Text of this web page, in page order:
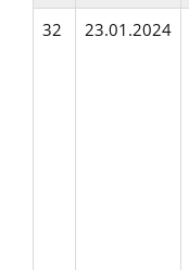
32 23.01.2024